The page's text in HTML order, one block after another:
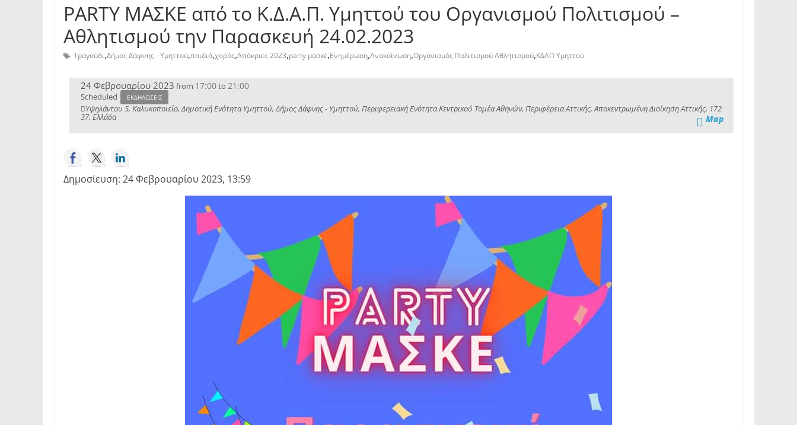
PARTY ΜΑΣΚΕ από το Κ.Δ.Α.Π. Υμηττού του Οργανισμού Πολιτισμού –
Αθλητισμού την Παρασκευή 24.02.2023
Τραγούδι,Δήμος Δάφνης - Υμηττού,παιδιά,χορός,Απόκριες 2023,party μασκέ,Ενημέρωση,Ανακοίνωση,Οργανισμός Πολιτισμού Αθλητισμού,ΚΔΑΠ Υμηττού
24 Φεβρουαρίου 2023 from 17:00to 21:00
Scheduled ΕΚΔΗΛΩΣΕΙΣ
Υψηλάντου 5, Καλυκοποιείο, Δημοτική Ενότητα Υμηττού, Δήμος Δάφνης - Υμηττού, Περιφερειακή Ενότητα Κεντρικού Τομέα Αθηνών, Περιφέρεια Αττικής, Αποκεντρωμένη Διοίκηση Αττικής, 172
37, Ελλάδα Map
Δημοσίευση: 24 Φεβρουαρίου 2023, 13:59